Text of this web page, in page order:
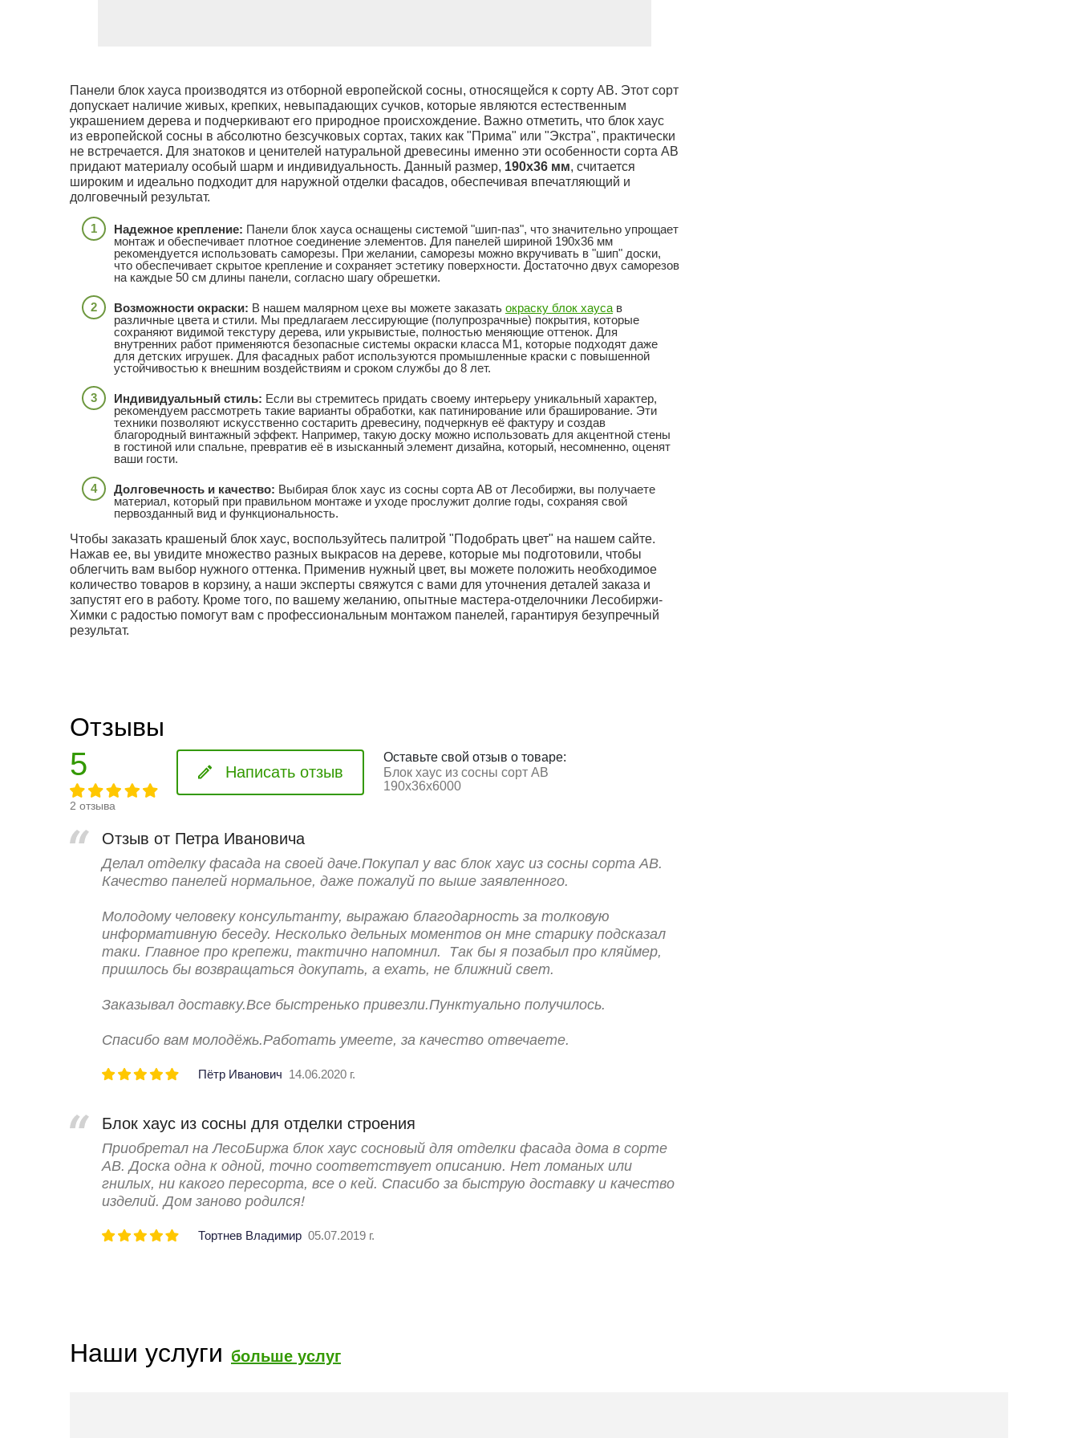
Панели блок хауса производятся из отборной европейской сосны, относящейся к сорту АВ. Этот сорт
допускает наличие живых, крепких, невыпадающих сучков, которые являются естественным
украшением дерева и подчеркивают его природное происхождение. Важно отметить, что блок хаус
из европейской сосны в абсолютно безсучковых сортах, таких как "Прима" или "Экстра", практически
не встречается. Для знатоков и ценителей натуральной древесины именно эти особенности сорта АВ
придают материалу особый шарм и индивидуальность. Данный размер, 190x36 мм, считается
широким и идеально подходит для наружной отделки фасадов, обеспечивая впечатляющий и
долговечный результат.
Надежное крепление: Панели блок хауса оснащены системой "шип-паз", что значительно упрощает
монтаж и обеспечивает плотное соединение элементов. Для панелей шириной 190x36 мм
рекомендуется использовать саморезы. При желании, саморезы можно вкручивать в "шип" доски,
что обеспечивает скрытое крепление и сохраняет эстетику поверхности. Достаточно двух саморезов
на каждые 50 см длины панели, согласно шагу обрешетки.
Возможности окраски: В нашем малярном цехе вы можете заказать окраску блок хауса в
различные цвета и стили. Мы предлагаем лессирующие (полупрозрачные) покрытия, которые
сохраняют видимой текстуру дерева, или укрывистые, полностью меняющие оттенок. Для
внутренних работ применяются безопасные системы окраски класса М1, которые подходят даже
для детских игрушек. Для фасадных работ используются промышленные краски с повышенной
устойчивостью к внешним воздействиям и сроком службы до 8 лет.
Индивидуальный стиль: Если вы стремитесь придать своему интерьеру уникальный характер,
рекомендуем рассмотреть такие варианты обработки, как патинирование или браширование. Эти
техники позволяют искусственно состарить древесину, подчеркнув её фактуру и создав
благородный винтажный эффект. Например, такую доску можно использовать для акцентной стены
в гостиной или спальне, превратив её в изысканный элемент дизайна, который, несомненно, оценят
ваши гости.
Долговечность и качество: Выбирая блок хаус из сосны сорта АВ от Лесобиржи, вы получаете
материал, который при правильном монтаже и уходе прослужит долгие годы, сохраняя свой
первозданный вид и функциональность.
Чтобы заказать крашеный блок хаус, воспользуйтесь палитрой "Подобрать цвет" на нашем сайте.
Нажав ее, вы увидите множество разных выкрасов на дереве, которые мы подготовили, чтобы
облегчить вам выбор нужного оттенка. Применив нужный цвет, вы можете положить необходимое
количество товаров в корзину, а наши эксперты свяжутся с вами для уточнения деталей заказа и
запустят его в работу. Кроме того, по вашему желанию, опытные мастера-отделочники Лесобиржи-
Химки с радостью помогут вам с профессиональным монтажом панелей, гарантируя безупречный
результат.
Отзывы
5
2 отзыва
Написать отзыв
Оставьте свой отзыв о товаре:
Блок хаус из сосны сорт АВ
190x36x6000
Отзыв от Петра Ивановича
Делал отделку фасада на своей даче.Покупал у вас блок хаус из сосны сорта АВ.
Качество панелей нормальное, даже пожалуй по выше заявленного.
Молодому человеку консультанту, выражаю благодарность за толковую
информативную беседу. Несколько дельных моментов он мне старику подсказал
таки. Главное про крепежи, тактично напомнил. Так бы я позабыл про кляймер,
пришлось бы возвращаться докупать, а ехать, не ближний свет.
Заказывал доставку.Все быстренько привезли.Пунктуально получилось.
Спасибо вам молодёжь.Работать умеете, за качество отвечаете.
Пётр Иванович 14.06.2020 г.
Блок хаус из сосны для отделки строения
Приобретал на ЛесоБиржа блок хаус сосновый для отделки фасада дома в сорте
АВ. Доска одна к одной, точно соответствует описанию. Нет ломаных или
гнилых, ни какого пересорта, все о кей. Спасибо за быструю доставку и качество
изделий. Дом заново родился!
Тортнев Владимир 05.07.2019 г.
Наши услуги больше услуг